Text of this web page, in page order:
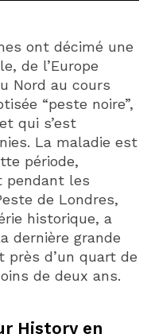
ont décimé une
de l’Europe
Nord au cours
“peste noire”,
qui s’est
La maladie est
période,
pendant les
de Londres,
historique, a
dernière grande
près d’un quart de
de deux ans.
History en